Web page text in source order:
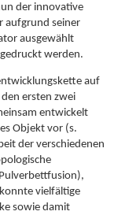
der innovative
aufgrund seiner
ausgewählt
werden.
auf
ersten zwei
entwickelt
Objekt vor (s.
der verschiedenen
vielfältige
sowie damit